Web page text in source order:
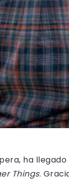
ha
Things.